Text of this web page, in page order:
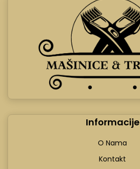
Informacije
O Nama
Kontakt